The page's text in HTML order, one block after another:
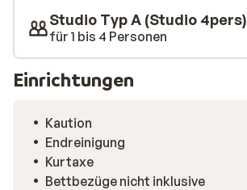
Studio Typ A (Studio 4pers)
für 1 bis 4 Personen
Einrichtungen
Kaution
Endreinigung
Kurtaxe
Bettbezüge nicht inklusive